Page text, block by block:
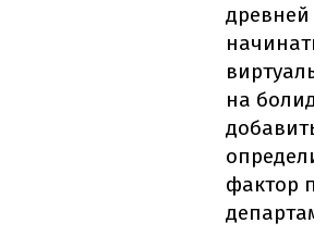
на
фактор